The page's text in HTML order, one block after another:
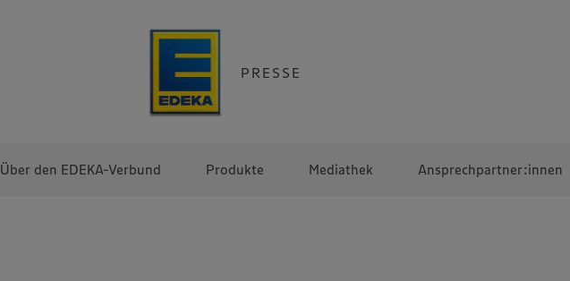
PRESSE
Über den EDEKA-Verbund Produkte Mediathek Ansprechpartner:innen